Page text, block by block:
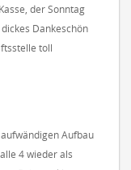
der Sonntag
Dankeschön
toll
Aufbau
4 wieder als